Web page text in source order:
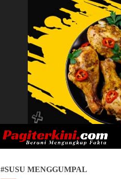
#SUSU MENGGUMPAL